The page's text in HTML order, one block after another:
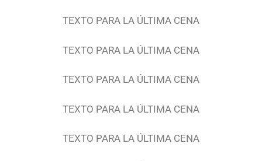
TEXTO PARA LA ÚLTIMA CENA
TEXTO PARA LA ÚLTIMA CENA
TEXTO PARA LA ÚLTIMA CENA
TEXTO PARA LA ÚLTIMA CENA
TEXTO PARA LA ÚLTIMA CENA